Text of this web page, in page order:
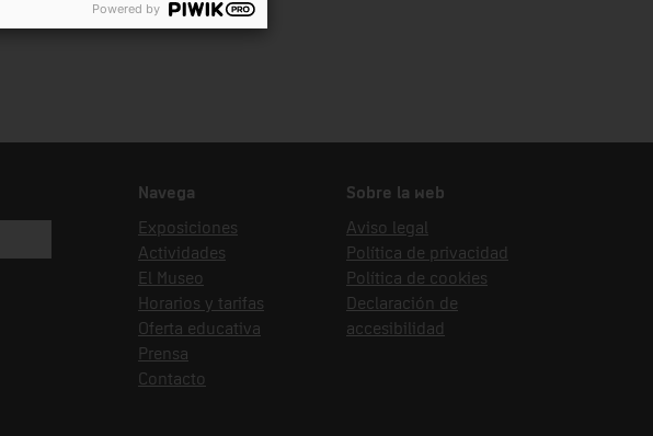
Navega
Exposiciones
Actividades
El Museo
Horarios y tarifas
Oferta educativa
Prensa
Contacto
Sobre la web
Aviso legal
Política de privacidad
Política de cookies
Declaración de
accesibilidad
Powered by